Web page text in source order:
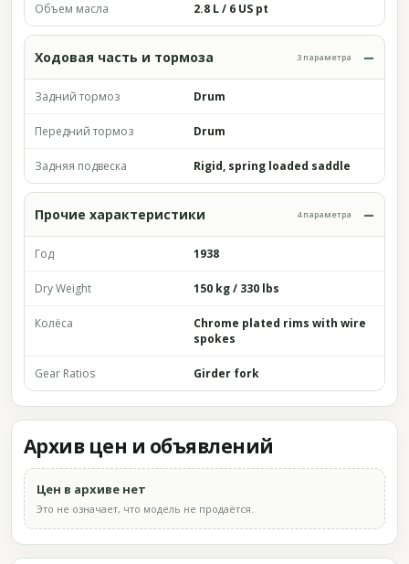
Объем масла 2.8 L / 6 US pt
Ходовая часть и тормоза 3 параметра
Задний тормоз Drum
Передний тормоз Drum
Задняя подвеска Rigid, spring loaded saddle
Прочие характеристики 4 параметра
Год 1938
Dry Weight 150 kg / 330 lbs
Колёса
Chrome plated rims with wire
spokes
Gear Ratios Girder fork
Архив цен и объявлений
Цен в архиве нет
Это не означает, что модель не продаётся.